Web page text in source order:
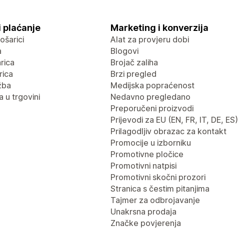
plaćanje
u trgovini
Marketing i konverzija
Alat za provjeru dobi
Blogovi
Brojač zaliha
Brzi pregled
Medijska popraćenost
Nedavno pregledano
Preporučeni proizvodi
Prijevodi za EU (EN, FR, IT, DE, ES)
Prilagodljiv obrazac za kontakt
Promocije u izborniku
Promotivne pločice
Promotivni natpisi
Promotivni skočni prozori
Stranica s čestim pitanjima
Tajmer za odbrojavanje
Unakrsna prodaja
Značke povjerenja